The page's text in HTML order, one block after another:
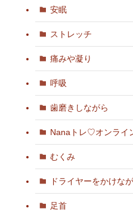
安眠
ストレッチ
痛みや凝り
呼吸
歯磨きしながら
Nanaトレ♡オンライ
むくみ
ドライヤーをかけな
足首